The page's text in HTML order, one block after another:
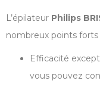
L’épilateur Philips
nombreux points forts
Efficacité
vous pouvez